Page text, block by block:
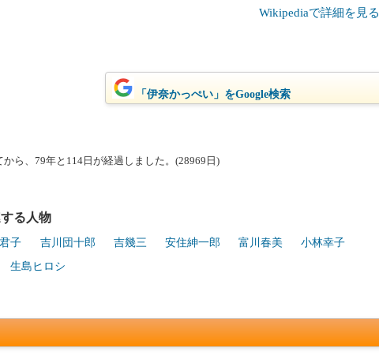
Wikipediaで詳細を見る
「伊奈かっぺい」をGoogle検索
ら、79年と114日が経過しました。(28969日)
る人物
子 吉川団十郎 吉幾三 安住紳一郎 富川春美
小林幸子
生島ヒロシ